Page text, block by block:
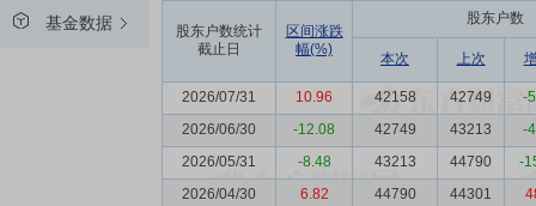
基金数据
股东户数统计
截止日
区间涨跌
幅(%)
股东户数
本次 上次
2026/07/31 10.96 42158 42749
-
2026/06/30
-12.08 42749 43213
-
2026/05/31
-8.48 43213 44790
-
2026/04/30
6.82 44790 44301